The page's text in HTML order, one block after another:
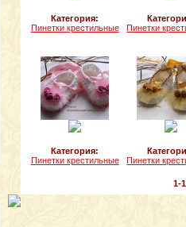
Категория:
Пинетки крестильные
Пинетки
Категория:
Пинетки крестильные
Пинетки
1-